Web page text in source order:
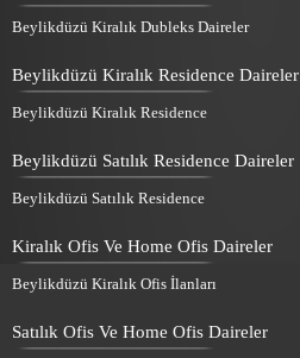
Beylikdüzü Kiralık Dubleks Daireler
Beylikdüzü Kiralık Residence Daireler
Beylikdüzü Kiralık Residence
Beylikdüzü Satılık Residence Daireler
Beylikdüzü Satılık Residence
Kiralık Ofis Ve Home Ofis Daireler
Beylikdüzü Kiralık Ofis İlanları
Satılık Ofis Ve Home Ofis Daireler